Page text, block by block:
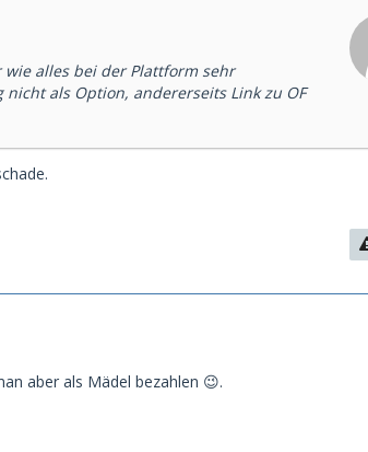
alles bei der Plattform sehr
als Option, andererseits Link zu OF
aber als Mädel bezahlen 😉.